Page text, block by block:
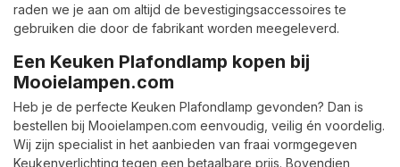
raden we je aan om altijd de bevestigingsaccessoires te
gebruiken die door de fabrikant worden meegeleverd.
Een Keuken Plafondlamp kopen bij
Mooielampen.com
Heb je de perfecte Keuken Plafondlamp gevonden? Dan is
bestellen bij Mooielampen.com eenvoudig, veilig én voordelig.
Wij zijn specialist in het aanbieden van fraai vormgegeven
Keukenverlichting tegen een betaalbare prijs. Bovendien